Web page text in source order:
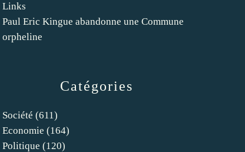
Catégories
Société (611)
Economie (164)
Politique (120)
Links
Paul Eric Kingue abandonne une Commune
orpheline